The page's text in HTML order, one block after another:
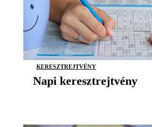
KERESZTREJTVÉNY
Napi keresztrejtvény